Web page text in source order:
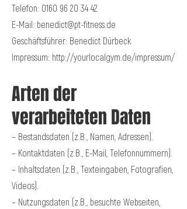
Telefon: 0160 96 20 34 42
E-Mail: benedict@pt-fitness.de
Geschäftsführer: Benedict Dürbeck
Impressum: http://yourlocalgym.de/impressum/
Arten der
verarbeiteten Daten
– Bestandsdaten (z.B., Namen, Adressen).
– Kontaktdaten (z.B., E-Mail, Telefonnummern).
– Inhaltsdaten (z.B., Texteingaben, Fotografien,
Videos).
– Nutzungsdaten (z.B., besuchte Webseiten,